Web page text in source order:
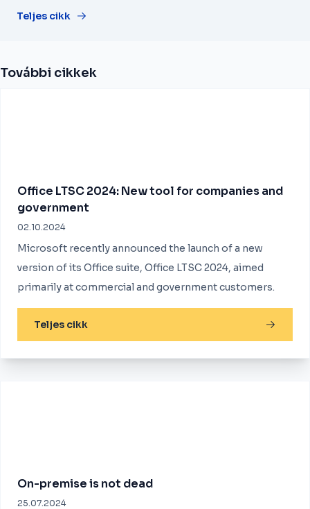
Teljes cikk
További cikkek
Office LTSC 2024: New tool for companies and
government
02.10.2024
Microsoft recently announced the launch of a new
version of its Office suite, Office LTSC 2024, aimed
primarily at commercial and government customers.
Teljes cikk
On-premise is not dead
25.07.2024